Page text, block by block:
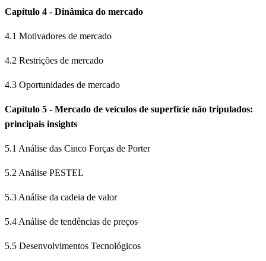
Capítulo 4 - Dinâmica do mercado
4.1 Motivadores de mercado
4.2 Restrições de mercado
4.3 Oportunidades de mercado
Capítulo 5 - Mercado de veículos de superfície não tripulados:
principais insights
5.1 Análise das Cinco Forças de Porter
5.2 Análise PESTEL
5.3 Análise da cadeia de valor
5.4 Análise de tendências de preços
5.5 Desenvolvimentos Tecnológicos